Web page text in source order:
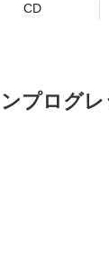
CD
プログ